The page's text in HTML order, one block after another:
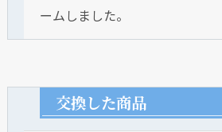
ームしました。
交換した商品